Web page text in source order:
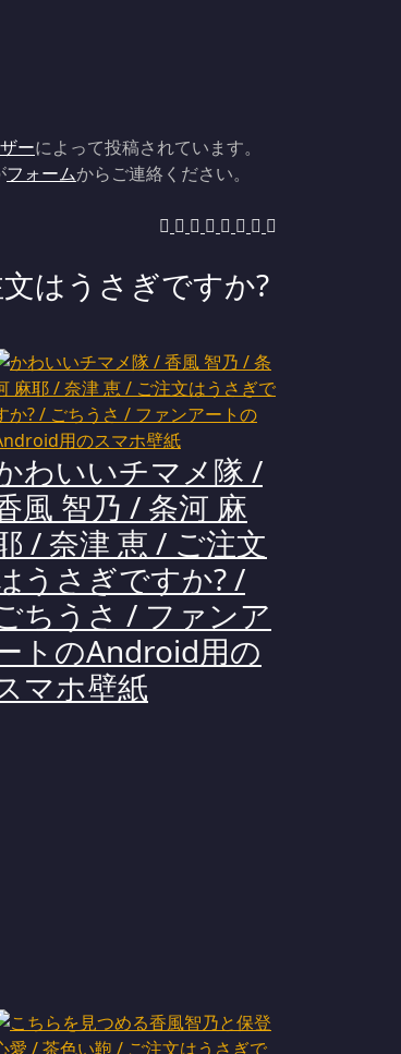
ーによって投稿されています。
フォームからご連絡ください。
はうさぎですか?
わいいチマメ隊 /
風 智乃 / 条河 麻
/ 奈津 恵 / ご注文
うさぎですか? /
ちうさ / ファンア
トのAndroid用の
マホ壁紙